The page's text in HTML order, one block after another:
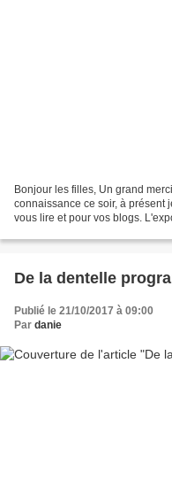
Bonjour les filles, Un grand
connaissance ce soir, à présent
vous lire et pour vos blogs.
De la dentelle
Publié le 21/10/2017 à 09:00
Par danie